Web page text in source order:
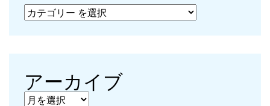
アーカイブ
アーカイブ